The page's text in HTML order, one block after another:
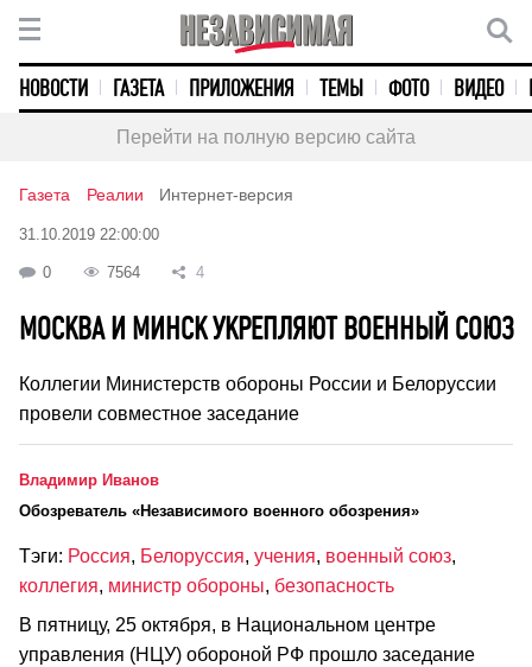
НОВОСТИ ГАЗЕТА ПРИЛОЖЕНИЯ ТЕМЫ ФОТО ВИДЕО
Перейти на полную версию сайта
Газета Реалии Интернет-версия
31.10.2019 22:00:00
0 7564 4
МОСКВА И МИНСК УКРЕПЛЯЮТ ВОЕННЫЙ СОЮЗ
Коллегии Министерств обороны России и Белоруссии
провели совместное заседание
Владимир Иванов
Обозреватель «Независимого военного обозрения»
Тэги: Россия, Белоруссия, учения, военный союз,
коллегия, министр обороны, безопасность
В пятницу, 25 октября, в Национальном центре
управления (НЦУ) обороной РФ прошло заседание